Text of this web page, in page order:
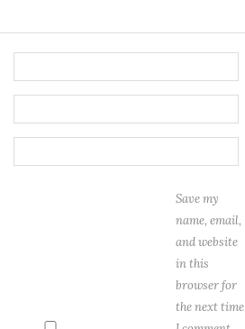
Save my
name, email,
and website
in this
browser for
the next time